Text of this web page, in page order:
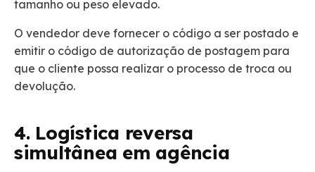
tamanho ou peso elevado.
O vendedor deve fornecer o código a ser postado e
emitir o código de autorização de postagem para
que o cliente possa realizar o processo de troca ou
devolução.
4. Logística reversa
simultânea em agência